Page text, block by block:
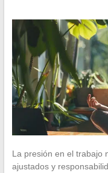
La presión en el trabajo
ajustados y